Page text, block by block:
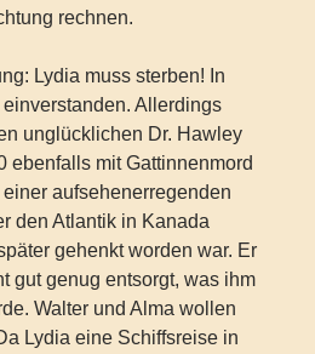
rechnen.
Lydia muss sterben! In
Allerdings
unglücklichen Dr. Hawley
ebenfalls mit Gattinnenmord
aufsehenerregenden
den Atlantik in Kanada
gehenkt worden war. Er
gut genug entsorgt, was ihm
Walter und Alma wollen
Lydia eine Schiffsreise in